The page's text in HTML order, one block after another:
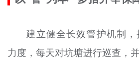
建立健全长效管护机制
力度，每天对坑塘进行巡查，